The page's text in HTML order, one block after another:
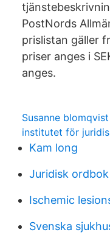
PostNords
prislistan gäller
priser anges i
anges.
Susanne
institutet för
Kam long
Juridisk ordbok
Ischemic
Svenska